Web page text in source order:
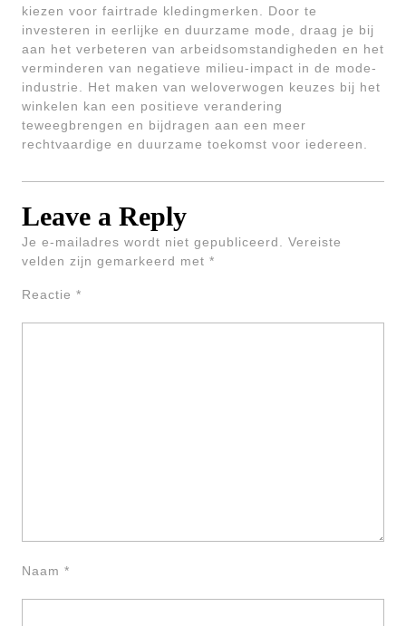
kiezen voor fairtrade kledingmerken. Door te
investeren in eerlijke en duurzame mode, draag je bij
aan het verbeteren van arbeidsomstandigheden en het
verminderen van negatieve milieu-impact in de mode-
industrie. Het maken van weloverwogen keuzes bij het
winkelen kan een positieve verandering
teweegbrengen en bijdragen aan een meer
rechtvaardige en duurzame toekomst voor iedereen.
Leave a Reply
Je e-mailadres wordt niet gepubliceerd.
Vereiste
velden zijn gemarkeerd met *
Reactie *
Naam *